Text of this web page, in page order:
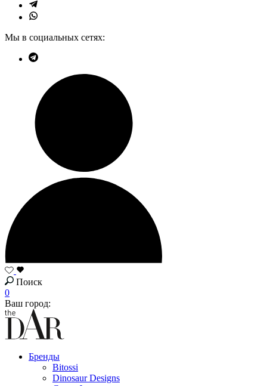
Мы в социальных сетях:
Поиск
0
Ваш город:
Бренды
Bitossi
Dinosaur Designs